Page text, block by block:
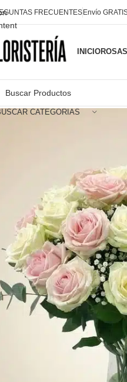
FRECUENTESEnvío
INICIO
CATEGORIAS